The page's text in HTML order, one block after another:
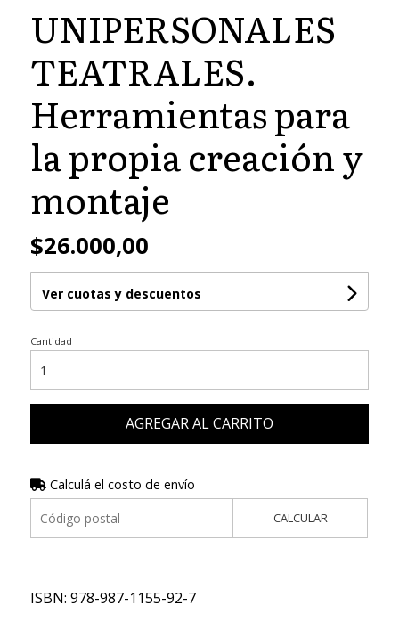
UNIPERSONALES
TEATRALES.
Herramientas para
la propia creación y
montaje
$26.000,00
Ver cuotas y descuentos
Cantidad
AGREGAR AL CARRITO
Calculá el costo de envío
CALCULAR
ISBN: 978-987-1155-92-7